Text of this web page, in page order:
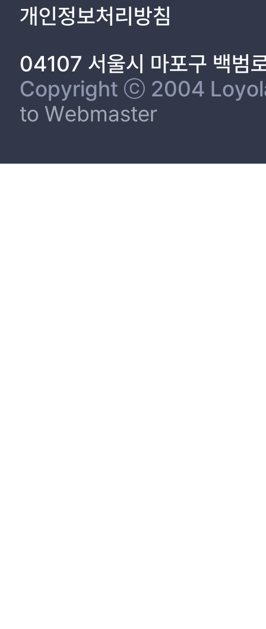
개인정보처리방침
04107 서울시 마포구 백범
Copyright ⓒ 2004
to Webmaster